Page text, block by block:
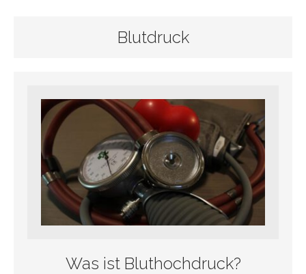
Blutdruck
Was ist Bluthochdruck?